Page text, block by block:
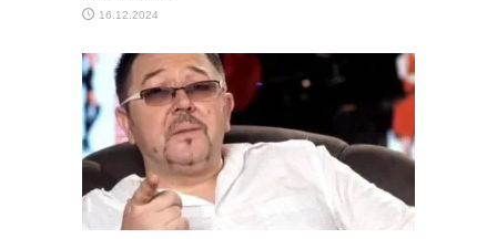
16.12.2024